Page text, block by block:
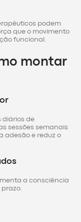
podem
que o movimento
funcional.
montar
diários de
sessões semanais
adesão e reduz o
a consciência